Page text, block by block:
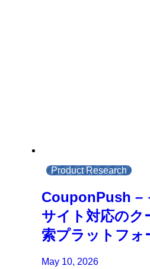
Product Research
CouponPush –
サイト対応のク
索プラットフォ
May 10, 2026